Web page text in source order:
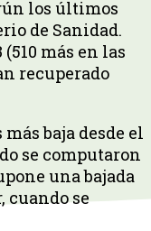
los últimos
de Sanidad.
más en las
recuperado
baja desde el
se computaron
una bajada
cuando se